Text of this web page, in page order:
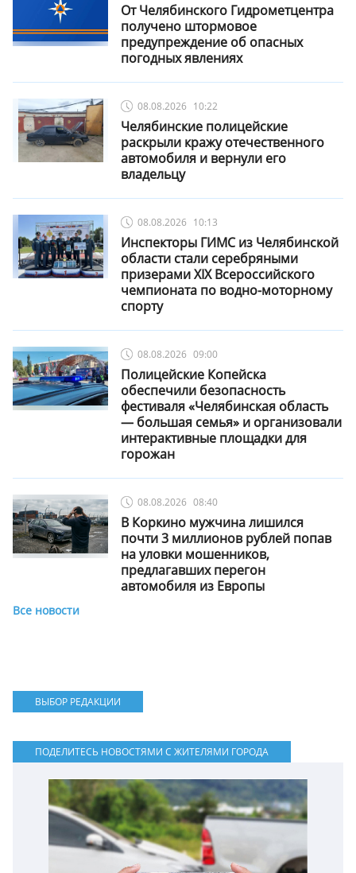
От Челябинского Гидрометцентра
получено штормовое
предупреждение об опасных
погодных явлениях
08.08.2026 10:22
Челябинские полицейские
раскрыли кражу отечественного
автомобиля и вернули его
владельцу
08.08.2026 10:13
Инспекторы ГИМС из Челябинской
области стали серебряными
призерами XIX Всероссийского
чемпионата по водно-моторному
спорту
08.08.2026 09:00
Полицейские Копейска
обеспечили безопасность
фестиваля «Челябинская область
— большая семья» и организовали
интерактивные площадки для
горожан
08.08.2026 08:40
В Коркино мужчина лишился
почти 3 миллионов рублей попав
на уловки мошенников,
предлагавших перегон
автомобиля из Европы
Все новости
ВЫБОР РЕДАКЦИИ
ПОДЕЛИТЕСЬ НОВОСТЯМИ С ЖИТЕЛЯМИ ГОРОДА